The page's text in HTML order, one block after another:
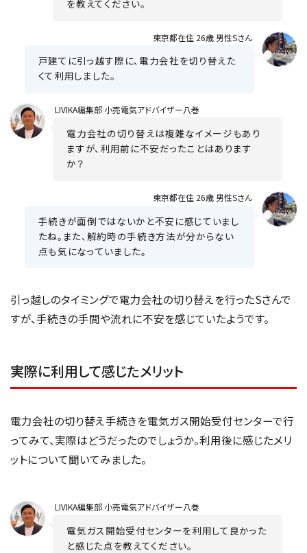
を教えてください。
東京都在住 26歳 男性Sさん
戸建てに引っ越す際に、電力会社を切り替えた
くて利用しました。
LIVIKA編集部 小売電気アドバイザー八巻
電力会社の切り替えは複雑なイメージもあり
ますが、利用前に不安だったことはあります
か？
東京都在住 26歳 男性Sさん
手続きが面倒ではないかと不安に感じていまし
たね。また、解約時の手続き方法が分からない
点も気になっていました。
引っ越しのタイミングで電力会社の切り替えを行ったSさんで
すが、手続きの手間や流れに不安を感じていたようです。
実際に利用して感じたメリット
電力会社の切り替え手続きを電気ガス開始受付センターで行
ってみて、実際はどうだったのでしょうか。利用後に感じたメリ
ットについて聞いてみました。
LIVIKA編集部 小売電気アドバイザー八巻
電気ガス開始受付センターを利用して良かった
と感じた点を教えてください。